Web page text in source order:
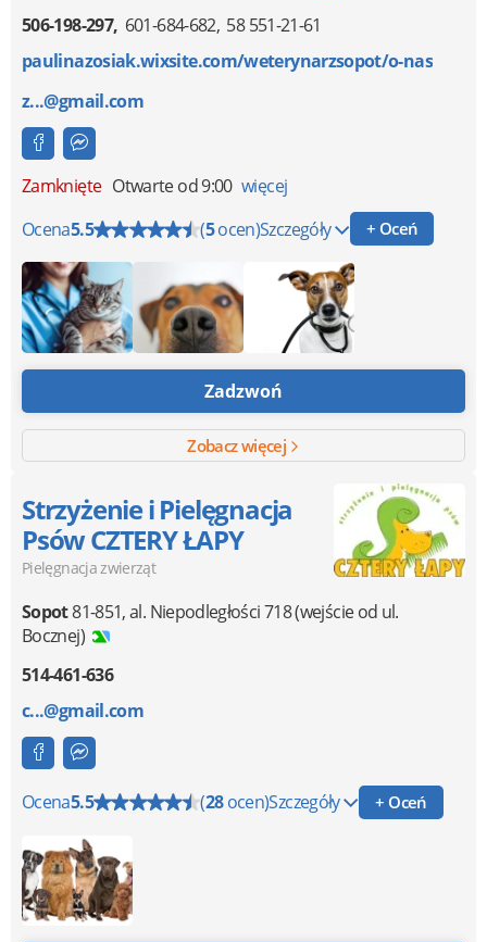
506-198-297 601-684-682 58 551-21-61
paulinazosiak.wixsite.com/weterynarzsopot/o-nas
z...@gmail.com
Zamknięte Otwarte od 9:00 więcej
Ocena5.5 (5ocen)Szczegóły + Oceń
Zadzwoń
Zobacz więcej
Strzyżenie i Pielęgnacja
Psów CZTERY ŁAPY
Pielęgnacja zwierząt
Sopot81-851,al. Niepodległości 718 (wejście od ul.
Bocznej)
514-461-636
c...@gmail.com
Ocena5.5 (28ocen)Szczegóły + Oceń